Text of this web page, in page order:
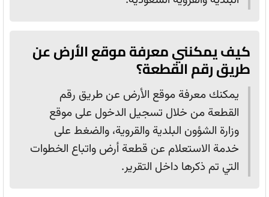
كيف يمكنني معرفة موقع الأرض عن
طريق رقم القطعة؟
يمكنك معرفة موقع الأرض عن طريق رقم
القطعة من خلال تسجيل الدخول على موقع
وزارة الشؤون البلدية والقروية، والضغط على
خدمة الاستعلام عن قطعة أرض واتباع الخطوات
التي تم ذكرها داخل التقرير.